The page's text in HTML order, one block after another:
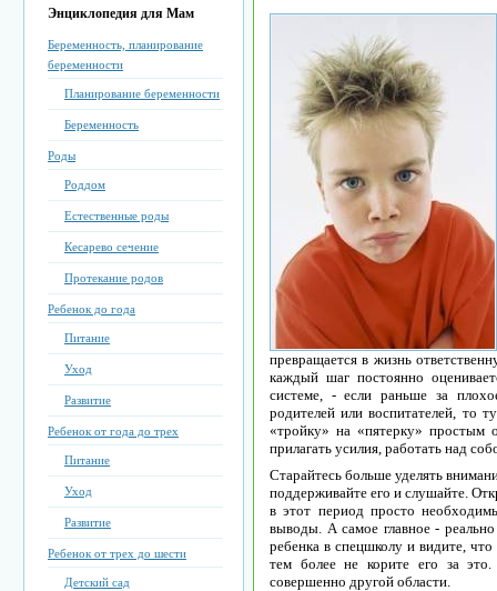
Энциклопедия для Мам
Беременность, планирование
беременности
Планирование беременности
Беременность
Роды
Роддом
Естественные роды
Кесарево сечение
Протекание родов
Ребенок до года
Питание
Уход
Развитие
Ребенок от года до трех
Питание
Уход
Развитие
Ребенок от трех до шести
Детский сад
превращается в жизнь
каждый шаг постоянно
системе, - если раньше за
родителей или воспитателей, то
«тройку» на «пятерку» простым
прилагать усилия, работать над
Старайтесь больше уделять
поддерживайте его и слушайте.
в этот период просто
выводы. А самое главное -
ребенка в спецшколу и видите, что
тем более не корите его за
совершенно другой области.